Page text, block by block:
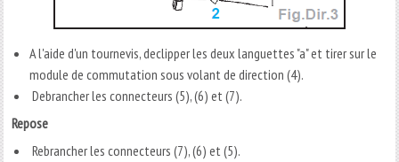
A l'aide d'un tournevis, declipper les deux languettes "a" et tirer sur le
module de commutation sous volant de direction (4).
Debrancher les connecteurs (5), (6) et (7).
Repose
Rebrancher les connecteurs (7), (6) et (5).